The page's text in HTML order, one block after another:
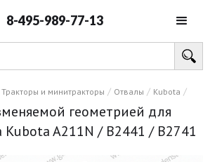
8-495-989-77-13
Тракторы и минитракторы / Отвалы / Kubota /
геометрией для
Kubota A211N / B2441 / B2741